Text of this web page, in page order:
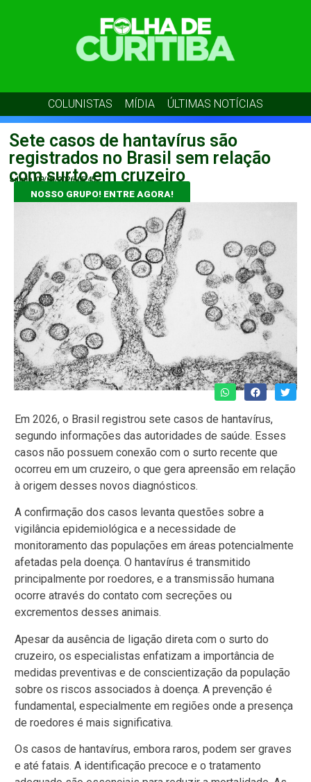
COLUNISTAS MÍDIA ÚLTIMAS NOTÍCIAS
Sete casos de hantavírus são
registrados no Brasil sem relação
com surto em cruzeiro
admin 09/05/2026 05:45
NOSSO GRUPO! ENTRE AGORA!
Em 2026, o Brasil registrou sete casos de hantavírus,
segundo informações das autoridades de saúde. Esses
casos não possuem conexão com o surto recente que
ocorreu em um cruzeiro, o que gera apreensão em relação
à origem desses novos diagnósticos.
A confirmação dos casos levanta questões sobre a
vigilância epidemiológica e a necessidade de
monitoramento das populações em áreas potencialmente
afetadas pela doença. O hantavírus é transmitido
principalmente por roedores, e a transmissão humana
ocorre através do contato com secreções ou
excrementos desses animais.
Apesar da ausência de ligação direta com o surto do
cruzeiro, os especialistas enfatizam a importância de
medidas preventivas e de conscientização da população
sobre os riscos associados à doença. A prevenção é
fundamental, especialmente em regiões onde a presença
de roedores é mais significativa.
Os casos de hantavírus, embora raros, podem ser graves
e até fatais. A identificação precoce e o tratamento